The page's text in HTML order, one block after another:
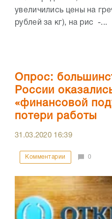
увеличились цены на
рублей за кг), на рис -...
Опрос:
России
«финансовой
потери работы
31.03.2020 16:39
Комментарии 0